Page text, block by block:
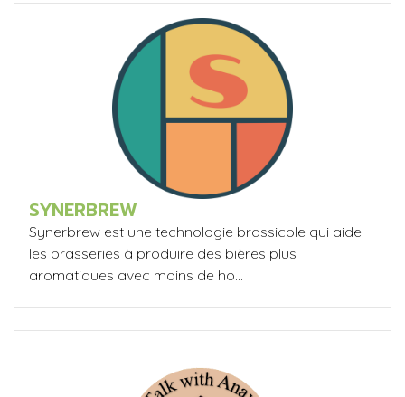
SYNERBREW
Synerbrew est une technologie brassicole qui aide
les brasseries à produire des bières plus
aromatiques avec moins de ho...